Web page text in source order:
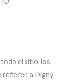
el sitio, los
refieren a Digny .